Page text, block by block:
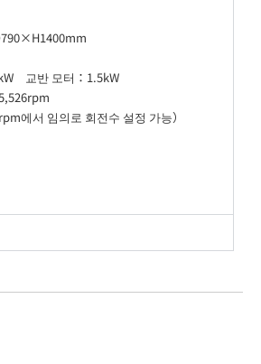
교반 모터：1.5kW
에서 임의로 회전수 설정 가능）